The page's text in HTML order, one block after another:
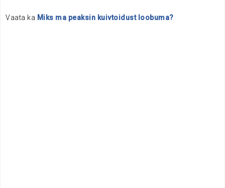
Vaata ka Miks ma peaksin kuivtoidust loobuma?